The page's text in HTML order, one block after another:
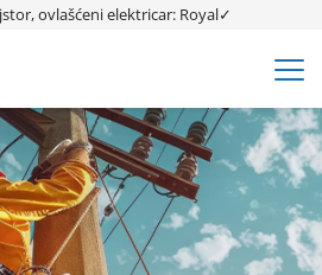
ovlašćeni elektricar: Royal✓